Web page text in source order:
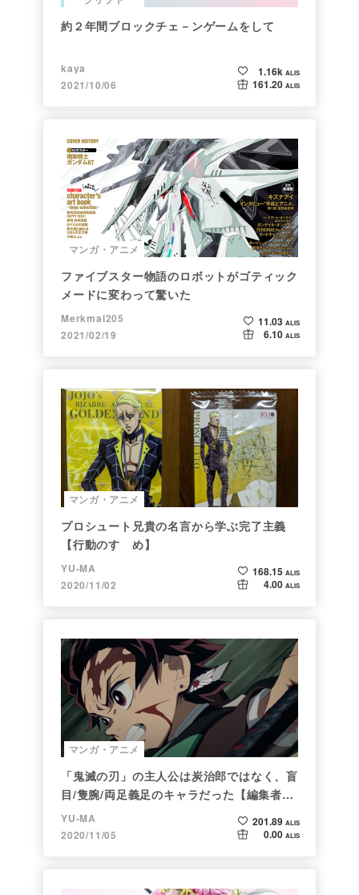
約２年間ブロックチェ－ンゲームをして
kaya
2021/10/06
1.16k ALIS
161.20 ALIS
マンガ・アニメ
ファイブスター物語のロボットがゴティック
メードに変わって驚いた
Merkmal205
2021/02/19
11.03 ALIS
6.10 ALIS
マンガ・アニメ
プロシュート兄貴の名言から学ぶ完了主義
【行動のすゝめ】
YU-MA
2020/11/02
168.15 ALIS
4.00 ALIS
マンガ・アニメ
「鬼滅の刃」の主人公は炭治郎ではなく、盲
目/隻腕/両足義足のキャラだった【編集者の
仕事ぶりに脱帽】
YU-MA
2020/11/05
201.89 ALIS
0.00 ALIS